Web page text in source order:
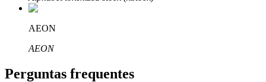
Afiliados Bitrue
Até 65% de comissões!
AEON
AEON
Perguntas frequentes